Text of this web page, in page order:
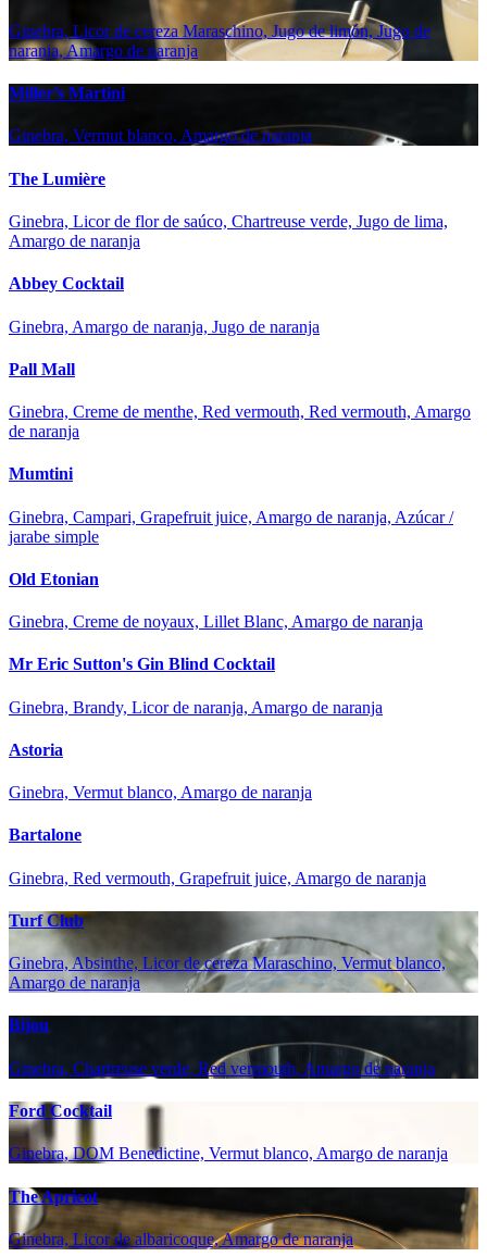
Ginebra, Licor de cereza Maraschino, Jugo de limón, Jugo de
naranja, Amargo de naranja
Miller’s Martini
Ginebra, Vermut blanco, Amargo de naranja
The Lumière
Ginebra, Licor de flor de saúco, Chartreuse verde, Jugo de lima,
Amargo de naranja
Abbey Cocktail
Ginebra, Amargo de naranja, Jugo de naranja
Pall Mall
Ginebra, Creme de menthe, Red vermouth, Red vermouth, Amargo
de naranja
Mumtini
Ginebra, Campari, Grapefruit juice, Amargo de naranja, Azúcar /
jarabe simple
Old Etonian
Ginebra, Creme de noyaux, Lillet Blanc, Amargo de naranja
Mr Eric Sutton's Gin Blind Cocktail
Ginebra, Brandy, Licor de naranja, Amargo de naranja
Astoria
Ginebra, Vermut blanco, Amargo de naranja
Bartalone
Ginebra, Red vermouth, Grapefruit juice, Amargo de naranja
Turf Club
Ginebra, Absinthe, Licor de cereza Maraschino, Vermut blanco,
Amargo de naranja
Bijou
Ginebra, Chartreuse verde, Red vermouth, Amargo de naranja
Ford Cocktail
Ginebra, DOM Benedictine, Vermut blanco, Amargo de naranja
The Apricot
Ginebra, Licor de albaricoque, Amargo de naranja